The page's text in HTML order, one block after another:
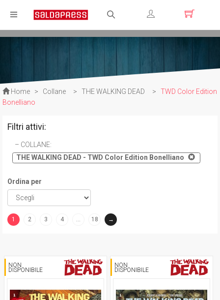
Registrati
Home > Collane > THE WALKING DEAD >
TWD Color Edition
Bonelliano
Filtri attivi:
COLLANE:
THE WALKING DEAD - TWD Color Edition Bonelliano
Ordina per
1
2 3 4 … 18 →
NON
DISPONIBILE
NON
DISPONIBILE